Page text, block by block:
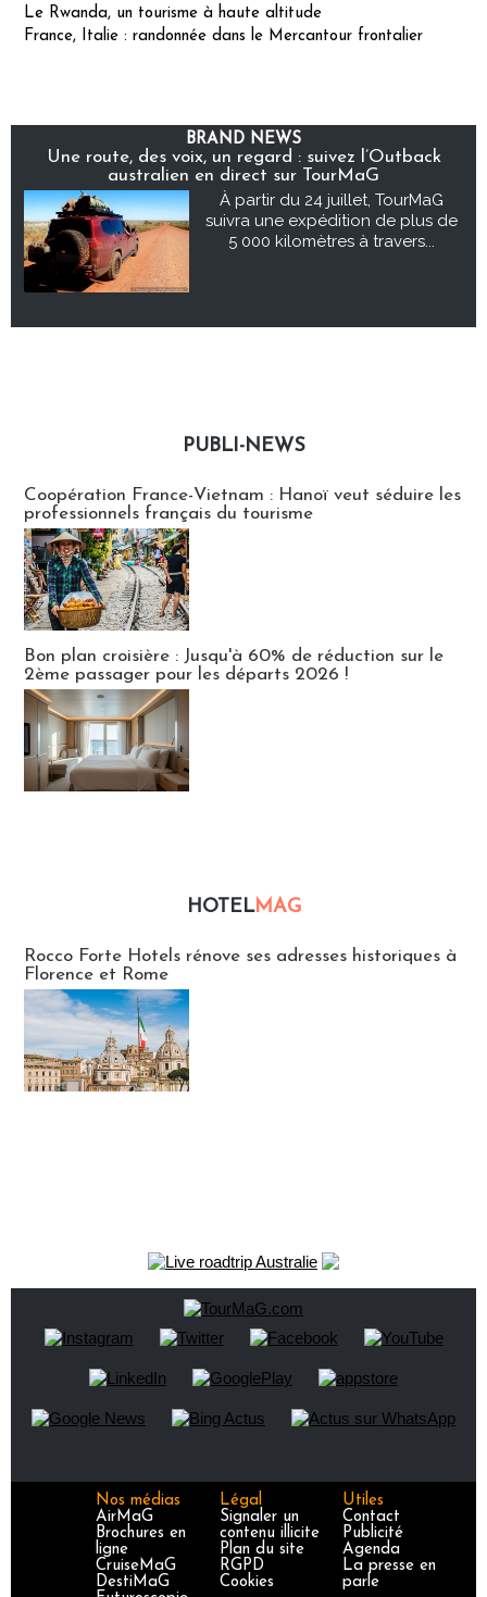
Le Rwanda, un tourisme à haute altitude
France, Italie : randonnée dans le Mercantour frontalier
BRAND NEWS
Une route, des voix, un regard : suivez l’Outback
australien en direct sur TourMaG
À partir du 24 juillet, TourMaG
suivra une expédition de plus de
5 000 kilomètres à travers...
PUBLI-NEWS
Coopération France-Vietnam : Hanoï veut séduire les
professionnels français du tourisme
Bon plan croisière : Jusqu'à 60% de réduction sur le
2ème passager pour les départs 2026 !
HOTELMAG
Rocco Forte Hotels rénove ses adresses historiques à
Florence et Rome
Nos médias
AirMaG
Brochures en
ligne
CruiseMaG
DestiMaG
Légal
Signaler un
contenu illicite
Plan du site
RGPD
Cookies
Utiles
Contact
Publicité
Agenda
La presse en
parle